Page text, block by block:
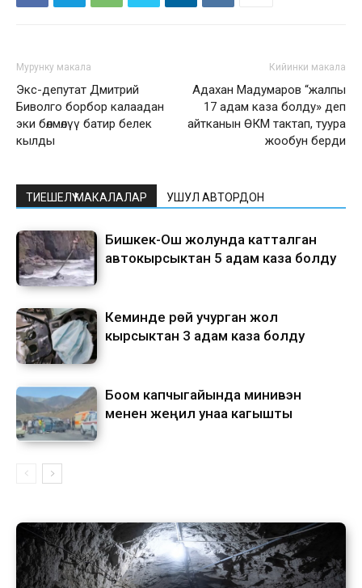
Мурунку макала
Экс-депутат Дмитрий
Биволго борбор калаадан
эки бөлмөлүү батир белек
кылды
Кийинки макала
Адахан Мадумаров “жалпы
17 адам каза болду» деп
айтканын ӨКМ тактап, туура
жообун берди
ТИЕШЕЛҮҮ МАКАЛАЛАР УШУЛ АВТОРДОН
Бишкек-Ош жолунда катталган
автокырсыктан 5 адам каза болду
Кеминде үрөй учурган жол
кырсыктан 3 адам каза болду
Боом капчыгайында минивэн
менен жеңил унаа кагышты